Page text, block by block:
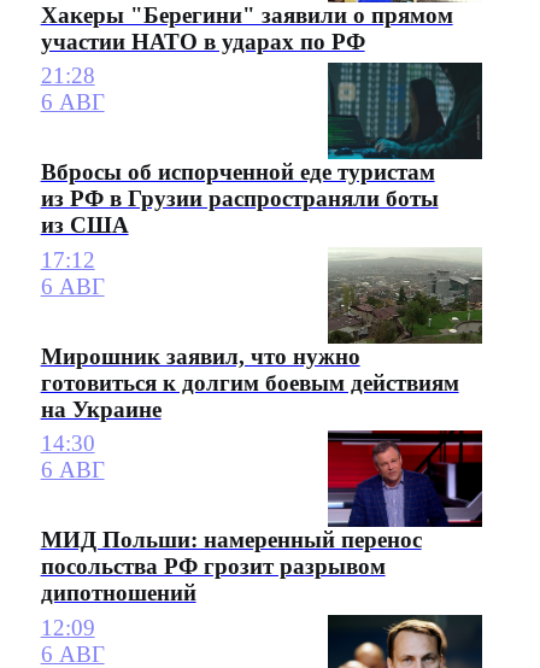
Хакеры "Берегини" заявили о прямом
участии НАТО в ударах по РФ
21:28
6 АВГ
Вбросы об испорченной еде туристам
из РФ в Грузии распространяли боты
из США
17:12
6 АВГ
Мирошник заявил, что нужно
готовиться к долгим боевым действиям
на Украине
14:30
6 АВГ
МИД Польши: намеренный перенос
посольства РФ грозит разрывом
дипотношений
12:09
6 АВГ